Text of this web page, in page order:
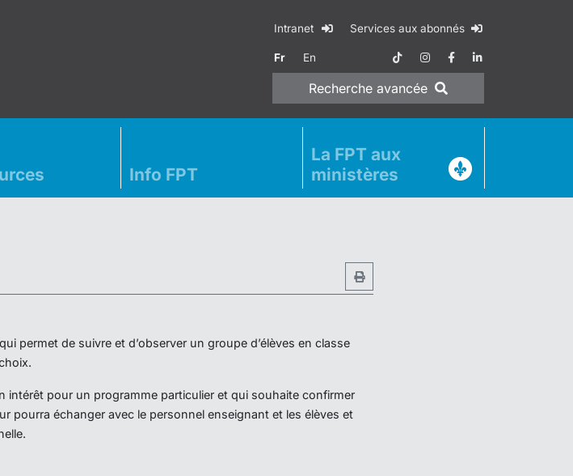
Intranet Services aux abonnés
Fr En
Recherche avancée
Info FPT
La FPT aux
ministères
permet de suivre et d’observer un groupe d’élèves en classe
intérêt pour un programme particulier et qui souhaite confirmer
pourra échanger avec le personnel enseignant et les élèves et